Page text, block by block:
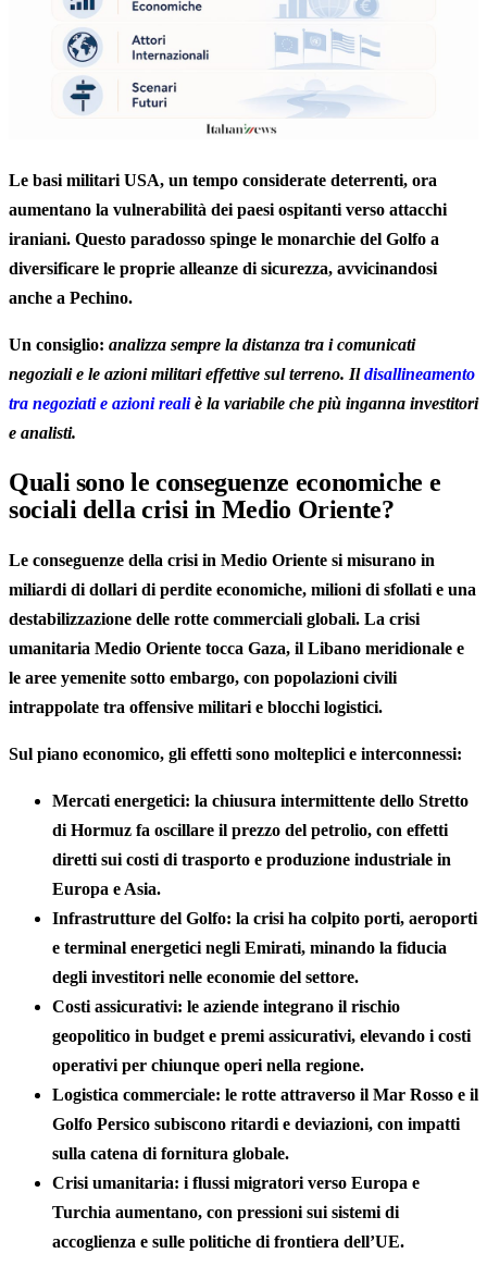
Le basi militari USA, un tempo considerate deterrenti, ora
aumentano la vulnerabilità dei paesi ospitanti verso attacchi
iraniani. Questo paradosso spinge le monarchie del Golfo a
diversificare le proprie alleanze di sicurezza, avvicinandosi
anche a Pechino.
Un consiglio: analizza sempre la distanza tra i comunicati
negoziali e le azioni militari effettive sul terreno. Ildisallineamento
tra negoziati e azioni realiè la variabile che più inganna investitori
e analisti.
Quali sono le conseguenze economiche e
sociali della crisi in Medio Oriente?
Le conseguenze della crisi in Medio Oriente si misurano in
miliardi di dollari di perdite economiche, milioni di sfollati e una
destabilizzazione delle rotte commerciali globali. La crisi
umanitaria Medio Oriente tocca Gaza, il Libano meridionale e
le aree yemenite sotto embargo, con popolazioni civili
intrappolate tra offensive militari e blocchi logistici.
Sul piano economico, gli effetti sono molteplici e interconnessi:
Mercati energetici: la chiusura intermittente dello Stretto
di Hormuz fa oscillare il prezzo del petrolio, con effetti
diretti sui costi di trasporto e produzione industriale in
Europa e Asia.
Infrastrutture del Golfo: la crisi ha colpito porti, aeroporti
e terminal energetici negli Emirati, minando la fiducia
degli investitori nelle economie del settore.
Costi assicurativi: le aziende integrano il rischio
geopolitico in budget e premi assicurativi, elevando i costi
operativi per chiunque operi nella regione.
Logistica commerciale: le rotte attraverso il Mar Rosso e il
Golfo Persico subiscono ritardi e deviazioni, con impatti
sulla catena di fornitura globale.
Crisi umanitaria: i flussi migratori verso Europa e
Turchia aumentano, con pressioni sui sistemi di
accoglienza e sulle politiche di frontiera dell’UE.